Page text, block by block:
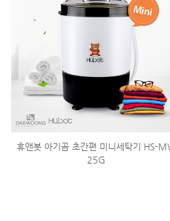
휴앤봇 아기곰 초간편 미니세탁기 HS-
25G